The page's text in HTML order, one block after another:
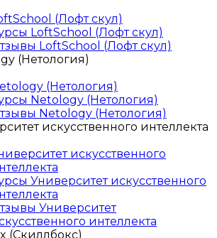
(Лофт скул)
LoftSchool (Лофт скул)
LoftSchool (Лофт скул)
(Нетология)
(Нетология)
Netology (Нетология)
Netology (Нетология)
искусственного интеллекта
искусственного
Университет искусственного
Университет
интеллекта
(Скиллбокс)